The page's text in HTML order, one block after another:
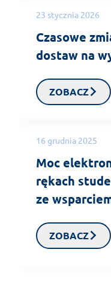
23 stycznia 2026
Czasowe
dostaw na
ZOBACZ
16 grudnia 2025
Moc
rękach
ze
ZOBACZ